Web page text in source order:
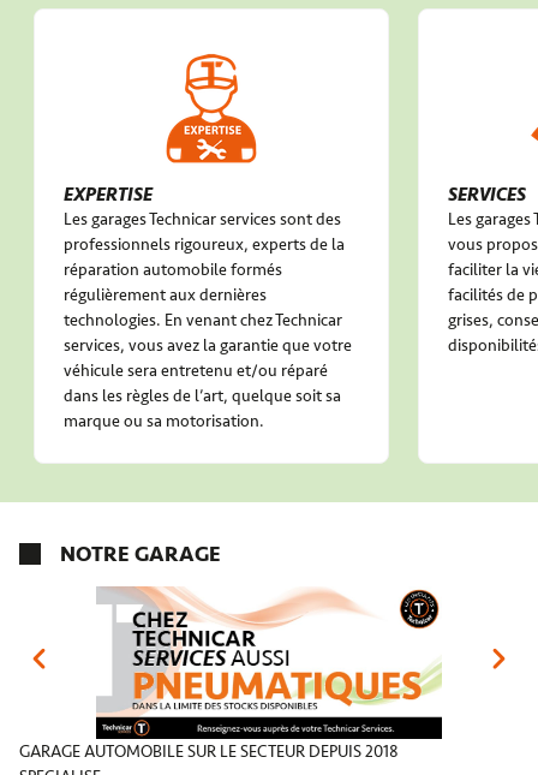
EXPERTISE
Les garages Technicar services sont des
professionnels rigoureux, experts de la
réparation automobile formés
régulièrement aux dernières
technologies. En venant chez Technicar
services, vous avez la garantie que votre
véhicule sera entretenu et/ou réparé
dans les règles de l’art, quelque soit sa
marque ou sa motorisation.
SERVICES
Les
vous
faciliter la
facilités de
grises,
NOTRE GARAGE
GARAGE AUTOMOBILE SUR LE SECTEUR DEPUIS 2018